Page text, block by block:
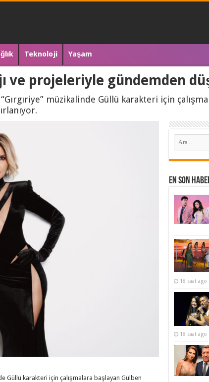
Teknoloji Yaşam
ve projeleriyle gündemden
müzikalinde Güllü karakteri için
Güllü karakteri için çalışmalara başlayan Gülben
En Son
18 saat ago
18 saat ago